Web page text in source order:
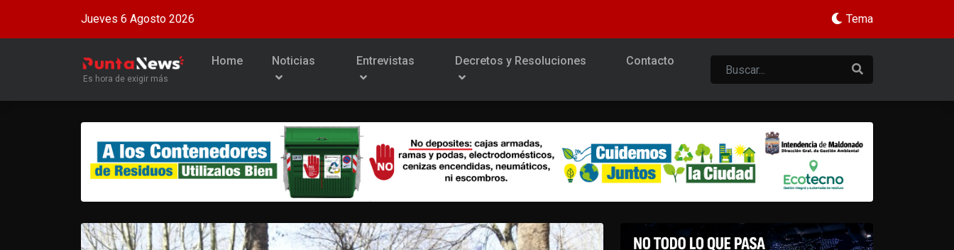
Jueves 6 Agosto 2026 Tema
Es hora de exigir más
Home Noticias Entrevistas Decretos y Resoluciones Contacto